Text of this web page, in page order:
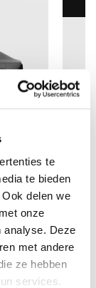
te
te bieden
delen we
onze
analyse. Deze
met andere
ze hebben
services.
BTW